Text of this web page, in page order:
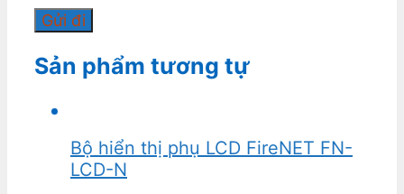
Sản phẩm tương tự
Bộ hiển thị phụ LCD FireNET FN-
LCD-N